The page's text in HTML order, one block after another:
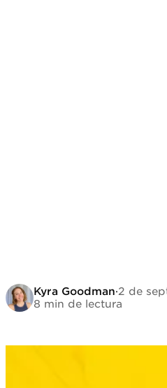
Kyra Goodman·2 de
8 min de lectura